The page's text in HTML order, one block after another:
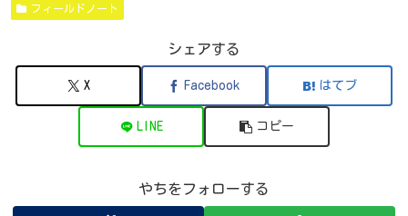
フィールドノート
シェアする
X Facebook はてブ
LINE コピー
やちをフォローする